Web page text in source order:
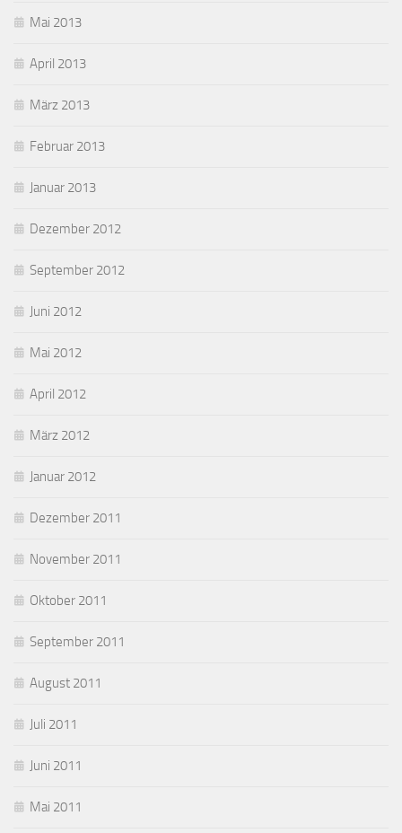
Mai 2013
April 2013
März 2013
Februar 2013
Januar 2013
Dezember 2012
September 2012
Juni 2012
Mai 2012
April 2012
März 2012
Januar 2012
Dezember 2011
November 2011
Oktober 2011
September 2011
August 2011
Juli 2011
Juni 2011
Mai 2011